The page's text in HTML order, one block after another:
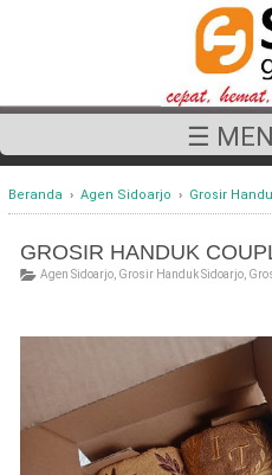
☰
Beranda › Agen Sidoarjo › Grosir
GROSIR HANDUK
Agen Sidoarjo, Grosir Handuk Sidoarjo,